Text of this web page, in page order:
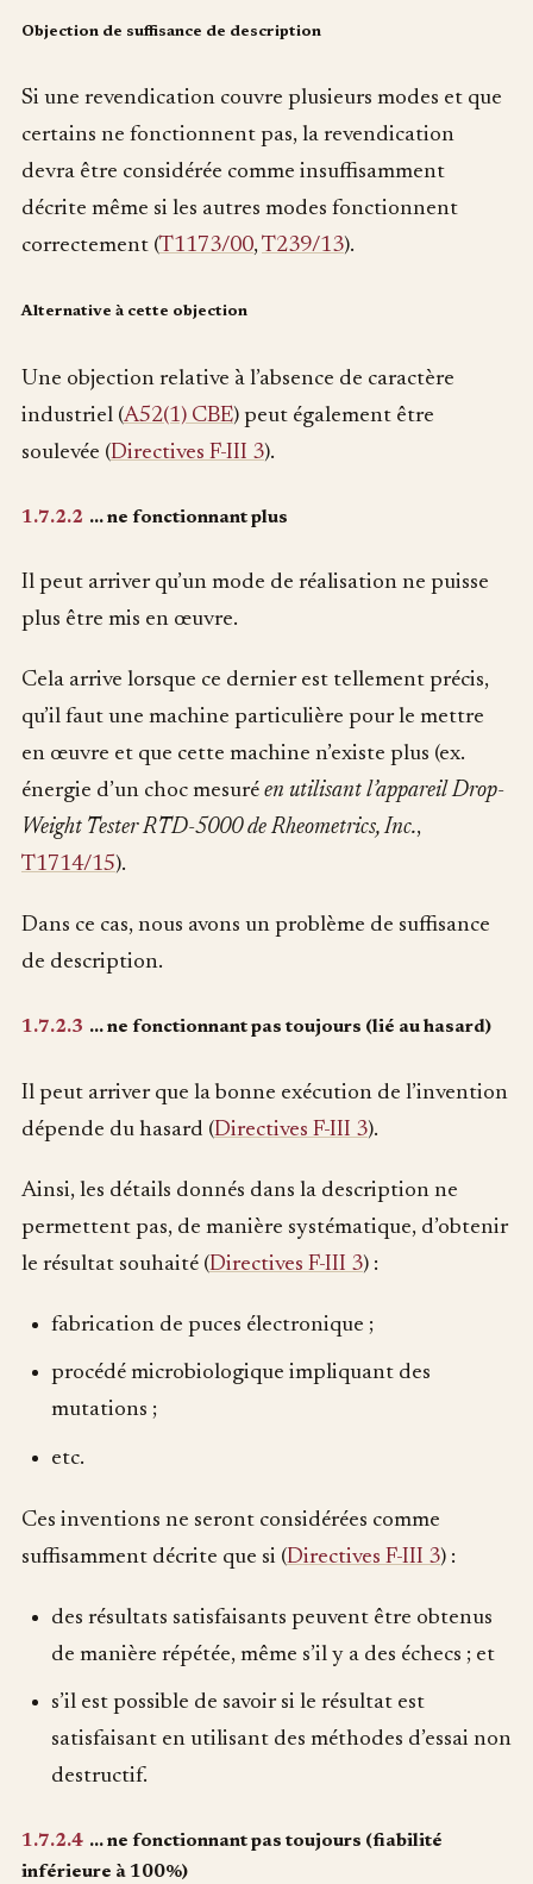
Objection de suffisance de description
Si une revendication couvre plusieurs modes et que
certains ne fonctionnent pas, la revendication
devra être considérée comme insuffisamment
décrite même si les autres modes fonctionnent
correctement (T1173/00,T239/13).
Alternative à cette objection
Une objection relative à l’absence de caractère
industriel (A52(1) CBE) peut également être
soulevée (Directives F-III 3).
1.7.2.2 … ne fonctionnant plus
Il peut arriver qu’un mode de réalisation ne puisse
plus être mis en œuvre.
Cela arrive lorsque ce dernier est tellement précis,
qu’il faut une machine particulière pour le mettre
en œuvre et que cette machine n’existe plus (ex.
énergie d’un choc mesuré en utilisant l’appareil Drop-
Weight Tester RTD-5000 de Rheometrics, Inc.,
T1714/15).
Dans ce cas, nous avons un problème de suffisance
de description.
1.7.2.3 … ne fonctionnant pas toujours (lié au hasard)
Il peut arriver que la bonne exécution de l’invention
dépende du hasard (Directives F-III 3).
Ainsi, les détails donnés dans la description ne
permettent pas, de manière systématique, d’obtenir
le résultat souhaité (Directives F-III 3) :
fabrication de puces électronique ;
procédé microbiologique impliquant des
mutations ;
etc.
Ces inventions ne seront considérées comme
suffisamment décrite que si (Directives F-III 3) :
des résultats satisfaisants peuvent être obtenus
de manière répétée, même s’il y a des échecs ; et
s’il est possible de savoir si le résultat est
satisfaisant en utilisant des méthodes d’essai non
destructif.
1.7.2.4 … ne fonctionnant pas toujours (fiabilité
inférieure à 100%)